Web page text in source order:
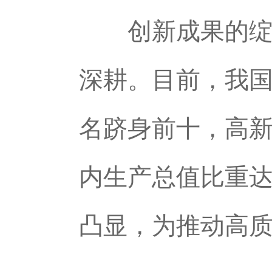
创新成果的绽
深耕。目前，我
名跻身前十，高
内生产总值比重
凸显，为推动高